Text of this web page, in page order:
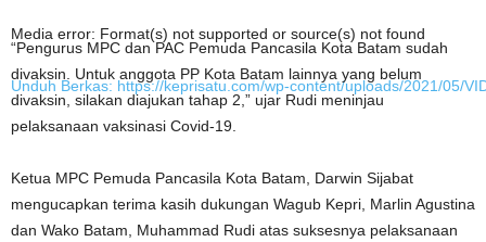
Media error: Format(s) not supported or source(s) not found
Unduh Berkas: https://keprisatu.com/wp-content/uploads/2021/05/
“Pengurus MPC dan PAC Pemuda Pancasila Kota Batam sudah
divaksin. Untuk anggota PP Kota Batam lainnya yang belum
divaksin, silakan diajukan tahap 2,” ujar Rudi meninjau
pelaksanaan vaksinasi Covid-19.
Ketua MPC Pemuda Pancasila Kota Batam, Darwin Sijabat
mengucapkan terima kasih dukungan Wagub Kepri, Marlin Agustina
dan Wako Batam, Muhammad Rudi atas suksesnya pelaksanaan